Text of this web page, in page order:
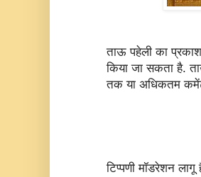
ताऊ पहेली का
किया जा सकता है.
तक या अधिकतम
टिप्पणी मॉडरेशन